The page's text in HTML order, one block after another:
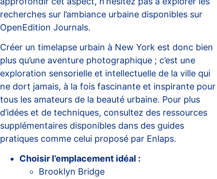
recherches sur l’ambiance urbaine disponibles sur
OpenEdition Journals.
Créer un timelapse urbain à New York est donc bien
plus qu’une aventure photographique ; c’est une
exploration sensorielle et intellectuelle de la ville qui
ne dort jamais, à la fois fascinante et inspirante pour
tous les amateurs de la beauté urbaine. Pour plus
d’idées et de techniques, consultez des ressources
supplémentaires disponibles dans des guides
pratiques comme celui proposé par Enlaps.
Choisir l’emplacement idéal :
Brooklyn Bridge